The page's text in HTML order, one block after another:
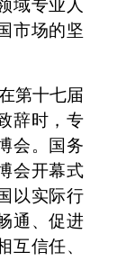
域专业人
市场的坚
第十七届
辞时，专
会。国务
会开幕式
以实际行
通、促进
信任、